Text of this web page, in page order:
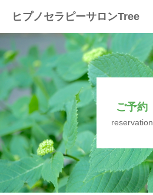
ヒプノセラピーサロンTree
ご予約
reservation
ホーム
サロンについて
セラピスト紹介
セラピーの流れ
メニュー